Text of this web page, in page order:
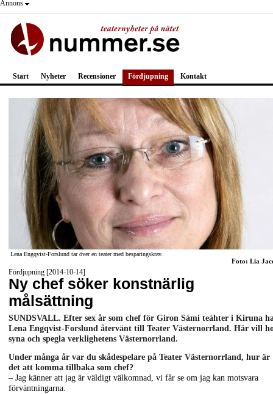
Annons
Start Nyheter Recensioner Fördjupning Kontakt
Lena Engqvist-Forslund tar över en teater med besparingskrav.
Foto: Lia
Fördjupning [2014-10-14]
Ny chef söker konstnärlig
målsättning
SUNDSVALL. Efter sex år som chef för Giron Sámi teáhter i Kiruna
Lena Engqvist-Forslund återvänt till Teater Västernorrland. Här vill
syna och spegla verklighetens Västernorrland.
Under många år var du skådespelare på Teater Västernorrland, hur är
det att komma tillbaka som chef?
– Jag känner att jag är väldigt välkomnad, vi får se om jag kan motsvara
förväntningarna.